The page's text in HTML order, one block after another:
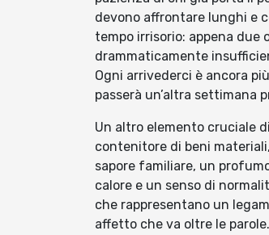
devono affrontare lunghi e
tempo irrisorio: appena due
drammaticamente
Ogni arrivederci è ancora
passerà un’altra settimana
Un altro elemento cruciale
contenitore di beni
sapore familiare, un
calore e un senso di
che rappresentano un
affetto che va oltre le